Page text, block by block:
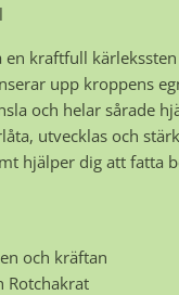
en kraftfull
upp kroppens
och helar sårade
utvecklas och
hjälper dig att fatta
och kräftan
Rotchakrat